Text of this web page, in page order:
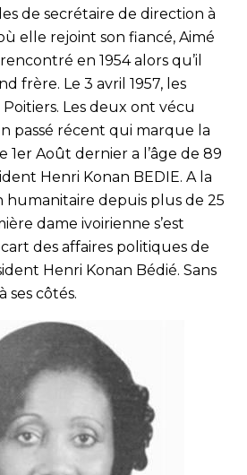
de secrétaire de direction à
elle rejoint son fiancé, Aimé
en 1954 alors qu’il
frère. Le 3 avril 1957, les
Les deux ont vécu
passé récent qui marque la
1er Août dernier a l’âge de 89
Henri Konan BEDIE. A la
humanitaire depuis plus de 25
dame ivoirienne s’est
des affaires politiques de
Henri Konan Bédié. Sans
ses côtés.